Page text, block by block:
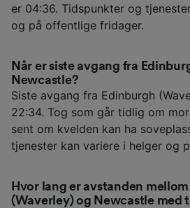
er 04:36. Tidspunkter og
og på offentlige fridager.
Når er siste avgang fra
Newcastle?
Siste avgang fra Edinburgh
22:34. Tog som går tidlig om
sent om kvelden kan ha
tjenester kan variere i helger og
Hvor lang er avstanden
(Waverley) og Newcastle med